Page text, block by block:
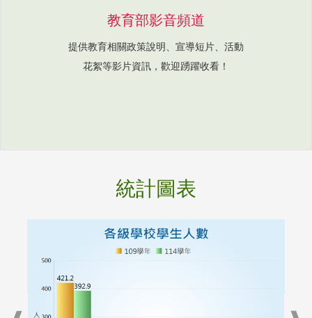
教育部影音頻道
提供教育相關政策說明、宣導短片、活動
花絮等影片資訊，歡迎踴躍收看！
統計圖表